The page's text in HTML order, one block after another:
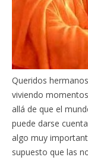
Queridos
viviendo
allá de que el
puede darse
algo muy
supuesto que las